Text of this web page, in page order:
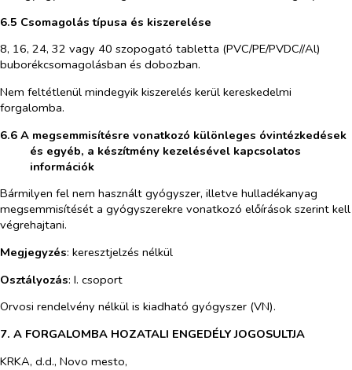
6.5 Csomagolás típusa és kiszerelése
8, 16, 24, 32 vagy 40 szopogató tabletta (PVC/PE/PVDC//Al)
buborékcsomagolásban és dobozban.
Nem feltétlenül mindegyik kiszerelés kerül kereskedelmi
forgalomba.
6.6 A megsemmisítésre vonatkozó különleges óvintézkedések
és egyéb, a készítmény kezelésével kapcsolatos
információk
Bármilyen fel nem használt gyógyszer, illetve hulladékanyag
megsemmisítését a gyógyszerekre vonatkozó előírások szerint kell
végrehajtani.
Megjegyzés: keresztjelzés nélkül
Osztályozás: I. csoport
Orvosi rendelvény nélkül is kiadható gyógyszer (VN).
7. A FORGALOMBA HOZATALI ENGEDÉLY JOGOSULTJA
KRKA, d.d., Novo mesto,